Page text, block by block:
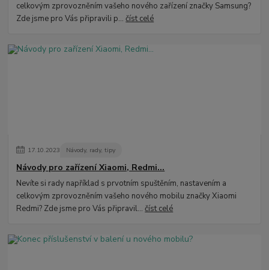
celkovým zprovozněním vašeho nového zařízení značky Samsung?
Zde jsme pro Vás připravili p...číst celé
17.10.2023 Návody, rady, tipy
Návody pro zařízení Xiaomi, Redmi...
Nevíte si rady například s prvotním spuštěním, nastavením a
celkovým zprovozněním vašeho nového mobilu značky Xiaomi
Redmi? Zde jsme pro Vás připravil...číst celé